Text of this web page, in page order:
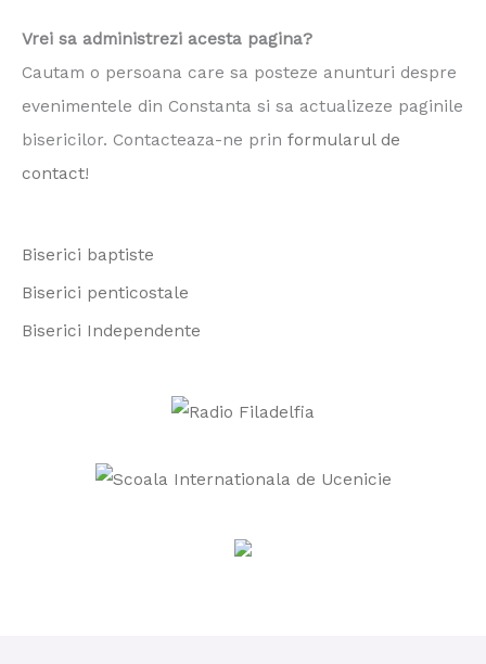
:
Vrei sa administrezi acesta pagina?
Cautam o persoana care sa posteze anunturi despre
evenimentele din Constanta si sa actualizeze paginile
bisericilor. Contacteaza-ne prin formularul de
contact!
Biserici baptiste
Biserici penticostale
Biserici Independente